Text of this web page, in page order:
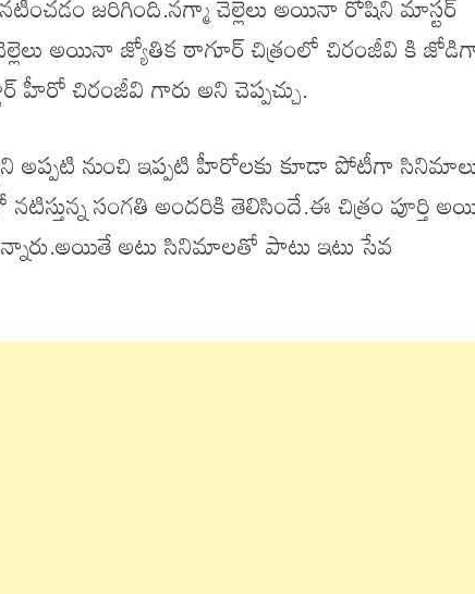
అయినా జ్యోతిక ఠాగూర్ చిత్రంలో చిరంజీవి కి
హీరో చిరంజీవి గారు అని చెప్పచ్చు.
అప్పటి నుంచి ఇప్పటి హీరోలకు కూడా పోటీగా
సంగతి అందరికి తెలిసిందే.ఈ చిత్రం పూర్తి
అటు సినిమాలతో పాటు ఇటు సేవ